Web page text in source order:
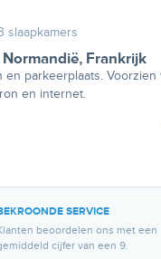
slaapkamers
Normandië, Frankrijk
en parkeerplaats. Voorzien
en internet.
SERVICE
beoordelen ons met een
cijfer van een 9.